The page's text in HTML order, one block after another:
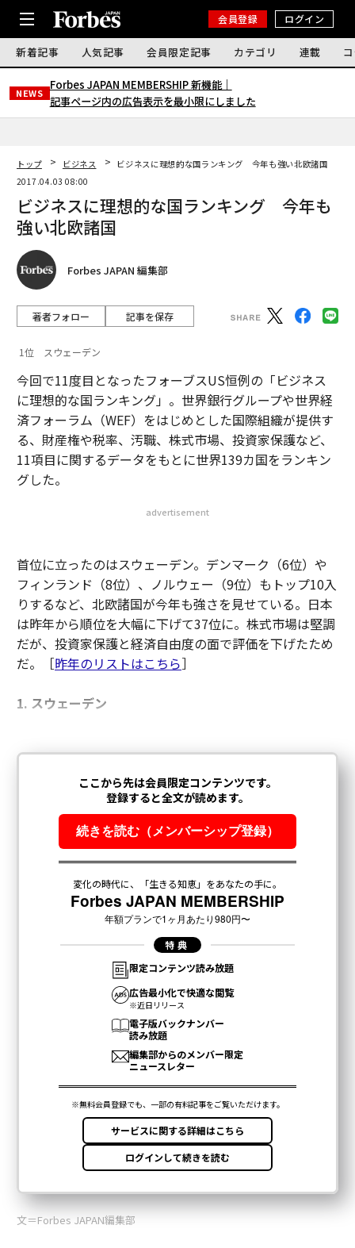
会員登録 ログイン
新着記事 人気記事 会員限定記事 カテゴリ 連載
NEWS
Forbes JAPAN MEMBERSHIP 新機能｜
記事ページ内の広告表示を最小限にしました
トップ ビジネス
ビジネスに理想的な国ランキング 今年も強い北欧諸国
2017.04.03 08:00
ビジネスに理想的な国ランキング 今年も
強い北欧諸国
Forbes JAPAN 編集部
著者フォロー 記事を保存
1位 スウェーデン
今回で11度目となったフォーブスUS恒例の「ビジネス
に理想的な国ランキング」。世界銀行グループや世界経
済フォーラム（WEF）をはじめとした国際組織が提供す
る、財産権や税率、汚職、株式市場、投資家保護など、
11項目に関するデータをもとに世界139カ国をランキン
グした。
advertisement
首位に立ったのはスウェーデン。デンマーク（6位）や
フィンランド（8位）、ノルウェー（9位）もトップ10入
りするなど、北欧諸国が今年も強さを見せている。日本
は昨年から順位を大幅に下げて37位に。株式市場は堅調
だが、投資家保護と経済自由度の面で評価を下げたため
だ。［昨年のリストはこちら］
1. スウェーデン
文＝Forbes JAPAN編集部